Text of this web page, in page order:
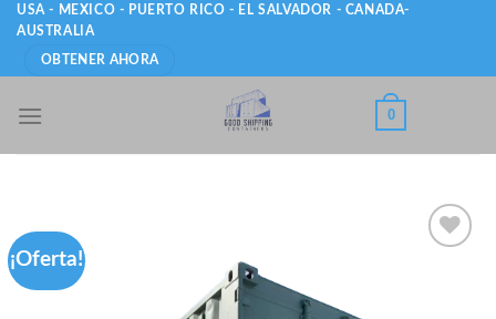
Skip
content
USA - MEXICO - PUERTO RICO - EL SALVADOR - CANADA-
AUSTRALIA
OBTENER AHORA
0
¡Oferta!